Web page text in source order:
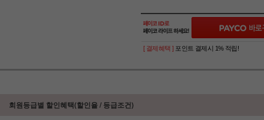
[ 결제혜택 ] 포인트 결제시 1% 적립!
회원등급별 할인혜택(할인율 / 등급조건)